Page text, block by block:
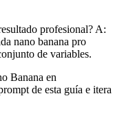
profesional? A:
nano banana pro
de variables.
Banana en
de esta guía e itera